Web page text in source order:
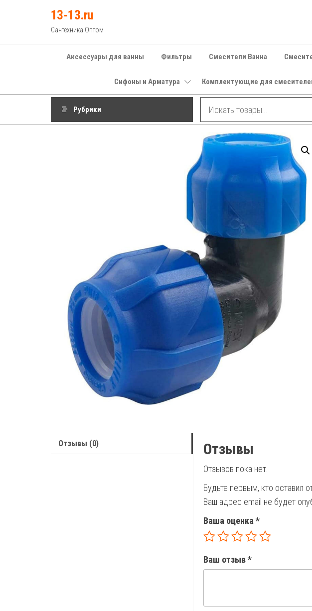
13-13.ru
Сантехника Оптом
Аксессуары для ванны Фильтры Смесители Ванна
Сифоны и Арматура Комплектующие для
Рубрики
Отзывы (0) Отзывы
Отзывов пока нет.
Будьте первым, кто оставил
Ваш адрес email не будет
Ваша оценка *
Ваш отзыв*